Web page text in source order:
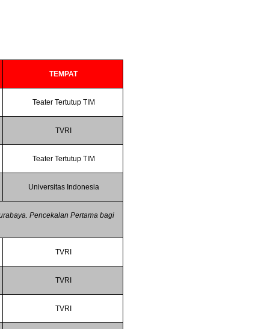
TEMPAT
Teater Tertutup TIM
TVRI
Teater Tertutup TIM
Universitas Indonesia
Pencekalan Pertama bagi
TVRI
TVRI
TVRI